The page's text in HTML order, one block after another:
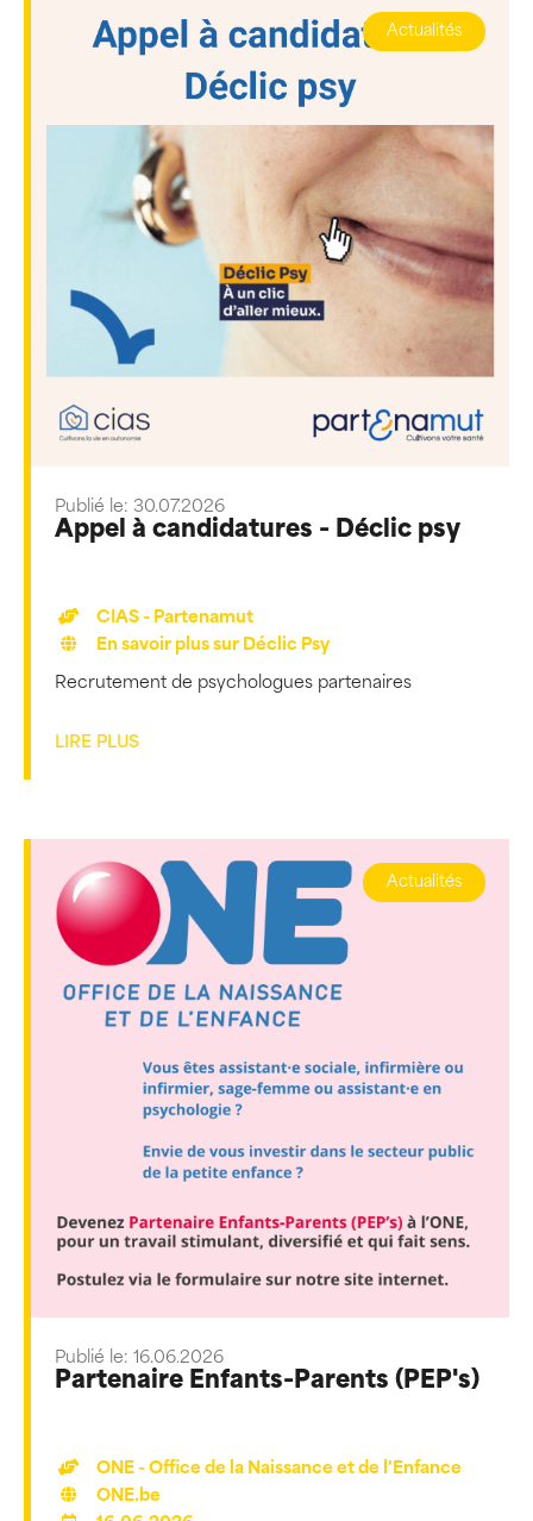
Actualités
Publié le: 30.07.2026
Appel à candidatures - Déclic psy
CIAS - Partenamut
En savoir plus sur Déclic Psy
Recrutement de psychologues partenaires
LIRE PLUS
Actualités
Publié le: 16.06.2026
Partenaire Enfants-Parents (PEP's)
ONE - Office de la Naissance et de l'Enfance
ONE.be